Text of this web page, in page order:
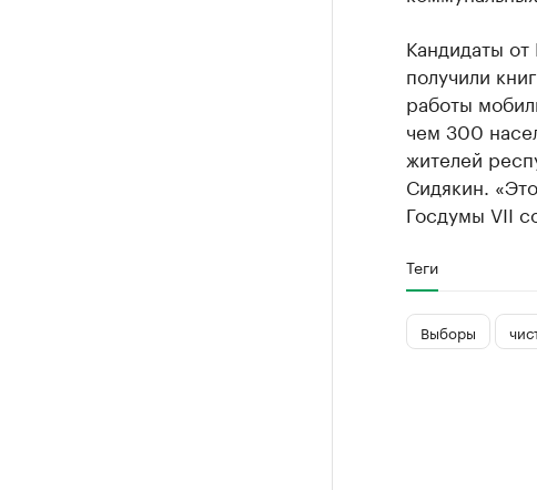
Кандидаты
получили
работы
чем 300
жителей
Сидякин.
Госдумы VII
Теги
Выборы